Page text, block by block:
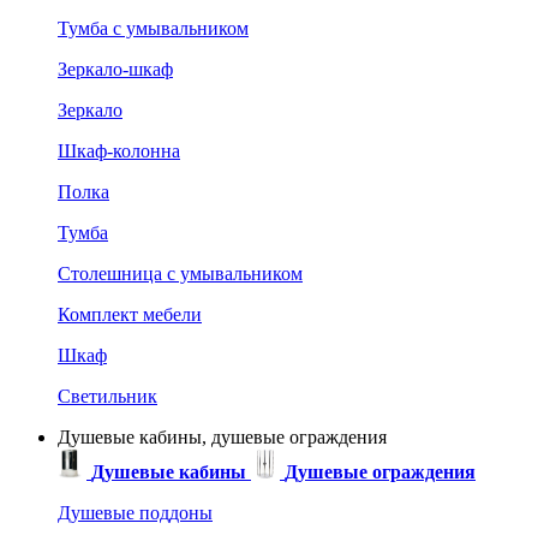
Тумба с умывальником
Зеркало-шкаф
Зеркало
Шкаф-колонна
Полка
Тумба
Столешница с умывальником
Комплект мебели
Шкаф
Светильник
Душевые кабины, душевые ограждения
Душевые кабины
Душевые ограждения
Душевые поддоны